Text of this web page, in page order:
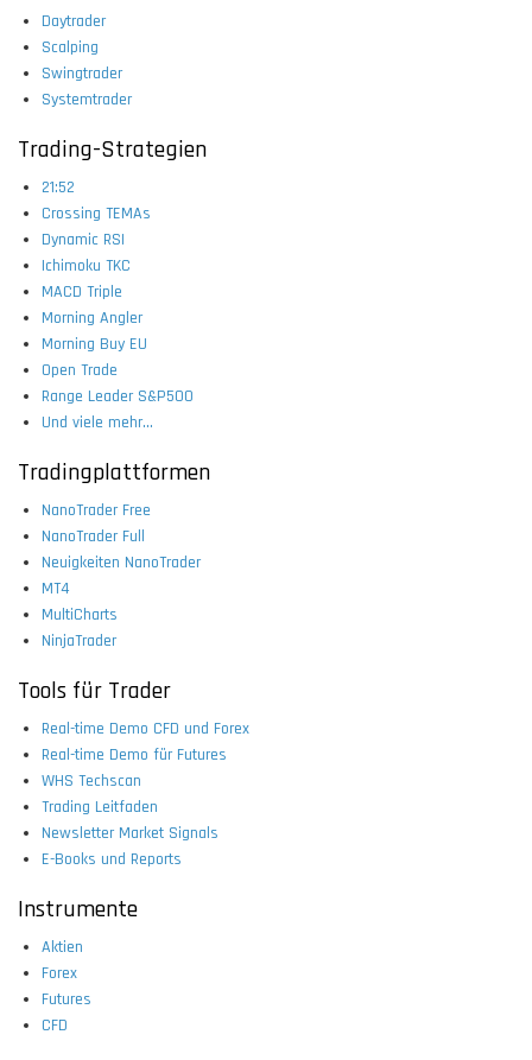
Daytrader
Scalping
Swingtrader
Systemtrader
Trading-Strategien
21:52
Crossing TEMAs
Dynamic RSI
Ichimoku TKC
MACD Triple
Morning Angler
Morning Buy EU
Open Trade
Range Leader S&P500
Und viele mehr...
Tradingplattformen
NanoTrader Free
NanoTrader Full
Neuigkeiten NanoTrader
MT4
MultiCharts
NinjaTrader
Tools für Trader
Real-time Demo CFD und Forex
Real-time Demo für Futures
WHS Techscan
Trading Leitfaden
Newsletter Market Signals
E-Books und Reports
Instrumente
Aktien
Forex
Futures
CFD